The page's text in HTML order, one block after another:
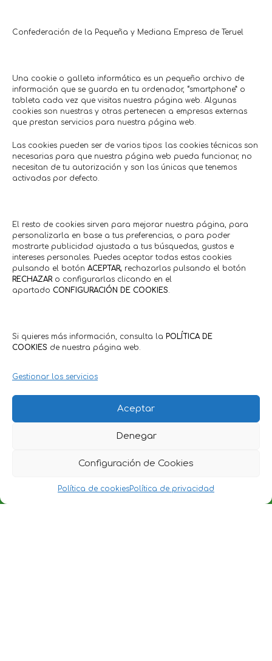
Confederación de la Pequeña y Mediana Empresa de Teruel
Una cookie o galleta informática es un pequeño archivo de
información que se guarda en tu ordenador, “smartphone” o
tableta cada vez que visitas nuestra página web. Algunas
cookies son nuestras y otras pertenecen a empresas externas
que prestan servicios para nuestra página web.
Las cookies pueden ser de varios tipos: las cookies técnicas son
necesarias para que nuestra página web pueda funcionar, no
necesitan de tu autorización y son las únicas que tenemos
activadas por defecto.
El resto de cookies sirven para mejorar nuestra página, para
personalizarla en base a tus preferencias, o para poder
mostrarte publicidad ajustada a tus búsquedas, gustos e
intereses personales. Puedes aceptar todas estas cookies
pulsando el botón ACEPTAR, rechazarlas pulsando el botón
RECHAZARo configurarlas clicando en el
apartado CONFIGURACIÓN DE COOKIES.
Si quieres más información, consulta la POLÍTICA DE
COOKIES de nuestra página web.
Gestionar los servicios
Aceptar
Denegar
Configuración de Cookies
Política de cookiesPolítica de privacidad
Moda • Complementos
Capricce
Hasta 18/08/2026
Talleres a